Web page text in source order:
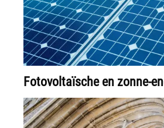
Fotovoltaïsche en zonne-